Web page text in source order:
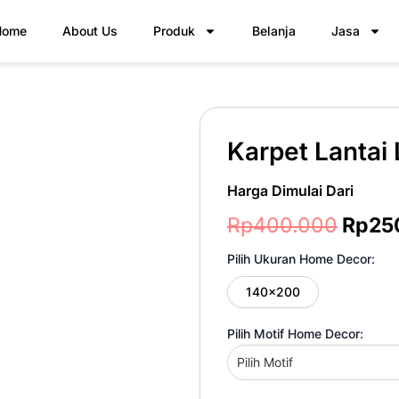
About Us Produk Belanja Jasa
Karpet Lantai
Harga Dimulai Dari
Rp400.000 Harga
aslinya
Rp
Pilih Ukuran Home Decor:
140x200
Pilih Motif Home Decor: